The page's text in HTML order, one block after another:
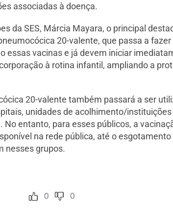
associadas à doença.
da SES, Márcia Mayara, o principal
20-valente, que passa a
essas vacinas e já devem iniciar
à rotina infantil, ampliando a
20-valente também passará a ser
unidades de acolhimento/
entanto, para esses públicos, a
na rede pública, até o
nesses grupos.
0 0